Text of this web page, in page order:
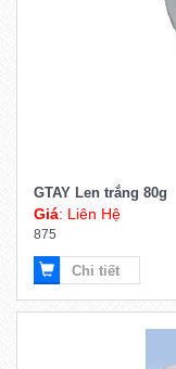
GTAY Len trắng 80g
Giá: Liên Hệ
875
Chi tiết